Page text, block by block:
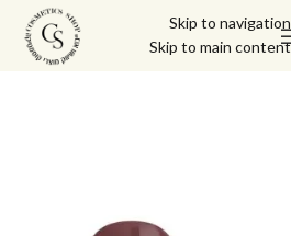
Skip to navigation
Skip to main content